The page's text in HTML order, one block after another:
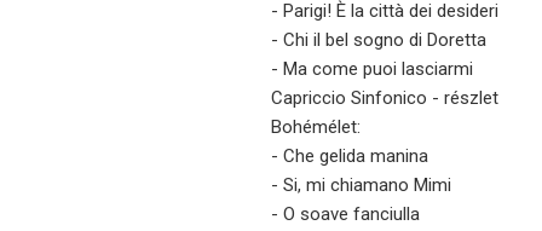
- Parigi! È la città dei desideri
- Chi il bel sogno di Doretta
- Ma come puoi lasciarmi
Capriccio Sinfonico - részlet
Bohémélet:
- Che gelida manina
- Si, mi chiamano Mimi
- O soave fanciulla